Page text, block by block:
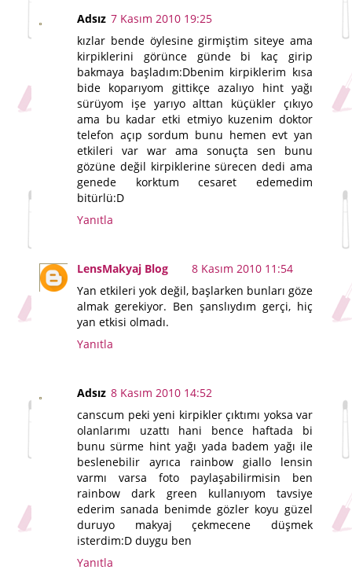
Adsız 7 Kasım 2010 19:25
kızlar bende öylesine girmiştim siteye ama
kirpiklerini görünce günde bi kaç girip
bakmaya başladım:Dbenim kirpiklerim kısa
bide koparıyom gittikçe azalıyo hint yağı
sürüyom işe yarıyo alttan küçükler çıkıyo
ama bu kadar etki etmiyo kuzenim doktor
telefon açıp sordum bunu hemen evt yan
etkileri var war ama sonuçta sen bunu
gözüne değil kirpiklerine sürecen dedi ama
genede korktum cesaret edemedim
bitürlü:D
Yanıtla
LensMakyaj Blog
8 Kasım 2010 11:54
Yan etkileri yok değil, başlarken bunları göze
almak gerekiyor. Ben şanslıydım gerçi, hiç
yan etkisi olmadı.
Yanıtla
Adsız 8 Kasım 2010 14:52
canscum peki yeni kirpikler çıktımı yoksa var
olanlarımı uzattı hani bence haftada bi
bunu sürme hint yağı yada badem yağı ile
beslenebilir ayrıca rainbow giallo lensin
varmı varsa foto paylaşabilirmisin ben
rainbow dark green kullanıyom tavsiye
ederim sanada benimde gözler koyu güzel
duruyo makyaj çekmecene düşmek
isterdim:D duygu ben
Yanıtla